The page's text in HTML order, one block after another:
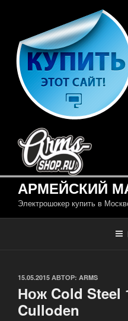
содержимому
АРМЕЙСКИЙ
Электрошокер купить в
ОПУБЛИКОВАНО
15.05.2015 АВТОР: ARMS
Нож Cold Steel
Culloden